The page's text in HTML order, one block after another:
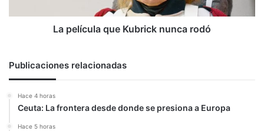
La película que Kubrick nunca rodó
Publicaciones relacionadas
Hace 4 horas
Ceuta: La frontera desde donde se presiona a Europa
Hace 5 horas